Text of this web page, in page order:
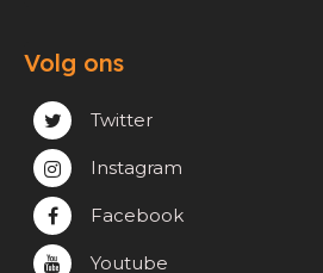
Verzending & Afhaling
Privacy & cookie beleid
Volg ons
Twitter
Instagram
Facebook
Youtube